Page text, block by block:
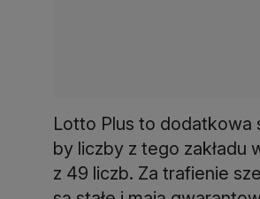
Lotto Plus to dodatkowa
by liczby z tego zakładu
z 49 liczb. Za trafienie